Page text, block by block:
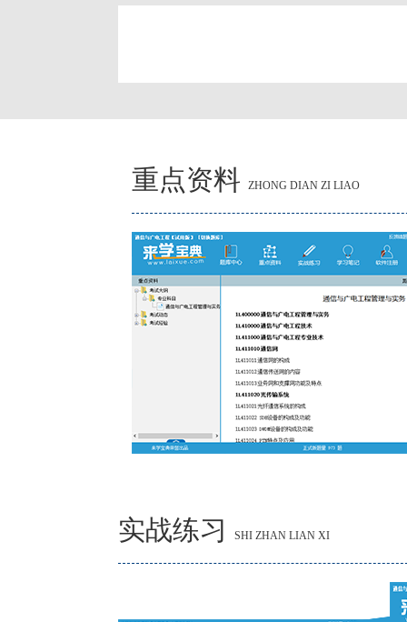
重点资料 ZHONG DIAN ZI LIAO
实战练习 SHI ZHAN LIAN XI